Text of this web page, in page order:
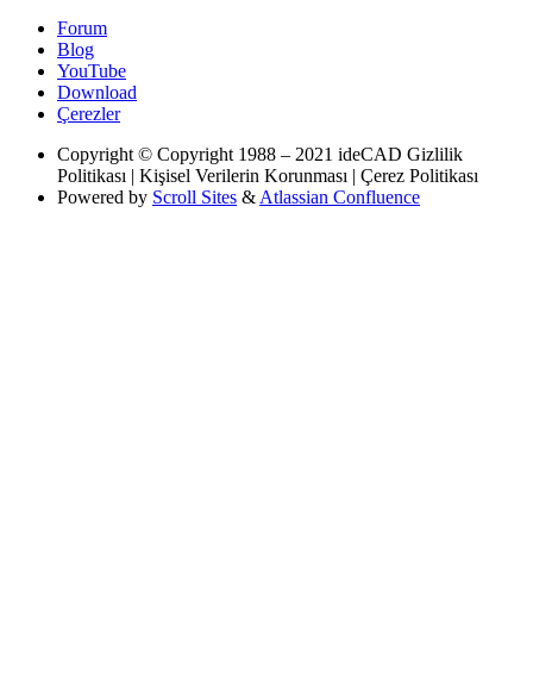
Forum
Blog
YouTube
Download
Çerezler
Copyright © Copyright 1988 – 2021 ideCAD Gizlilik
Politikası | Kişisel Verilerin Korunması | Çerez Politikası
Powered by Scroll Sites &Atlassian Confluence